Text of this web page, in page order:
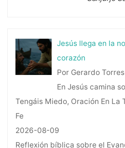
Jesús llega en la
corazón
Por Gerardo
En Jesús camina
Tengáis Miedo, Oración En La
Fe
2026-08-09
Reflexión bíblica sobre el